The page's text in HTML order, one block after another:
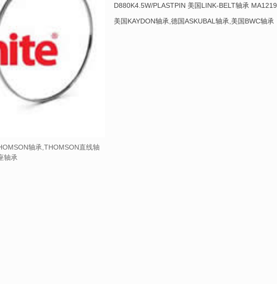
轴承,THOMSON直线轴
轴承
D880K4.5W/PLASTPIN 美国LINK-BELT轴承 MA1219
美国KAYDON轴承,德国ASKUBAL轴承,美国BWC轴承